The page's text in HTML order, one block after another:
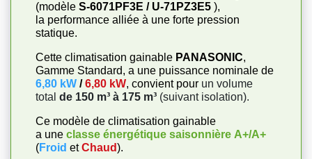
(modèle S-6071PF3E / U-71PZ3E5 ),
la performance alliée à une forte pression
statique.
Cette climatisation gainable PANASONIC,
Gamme Standard, a une puissance nominale de
6,80 kW /6,80 kW, convient pour un volume
total de 150 m³ à 175 m³ (suivant isolation).
Ce modèle de climatisation gainable
a une classe énergétique saisonnière A+/A+
(Froid et Chaud).